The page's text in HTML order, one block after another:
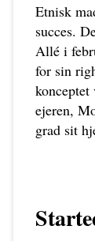
Etnisk
succes.
Allé i
for sin
ejeren,
grad sit